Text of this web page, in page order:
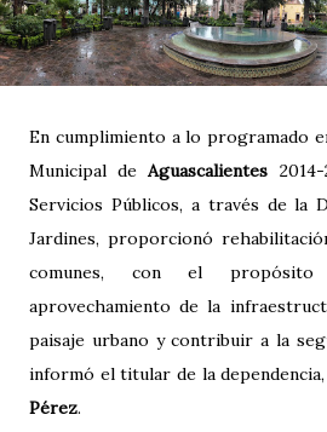
En cumplimiento a lo programado
Municipal deAguascalientes
Servicios Públicos, a través de la
Jardines, proporcionó
comunes, con el
aprovechamiento de la
paisaje urbano y contribuir a la
informó el titular de la dependencia,
Pérez.